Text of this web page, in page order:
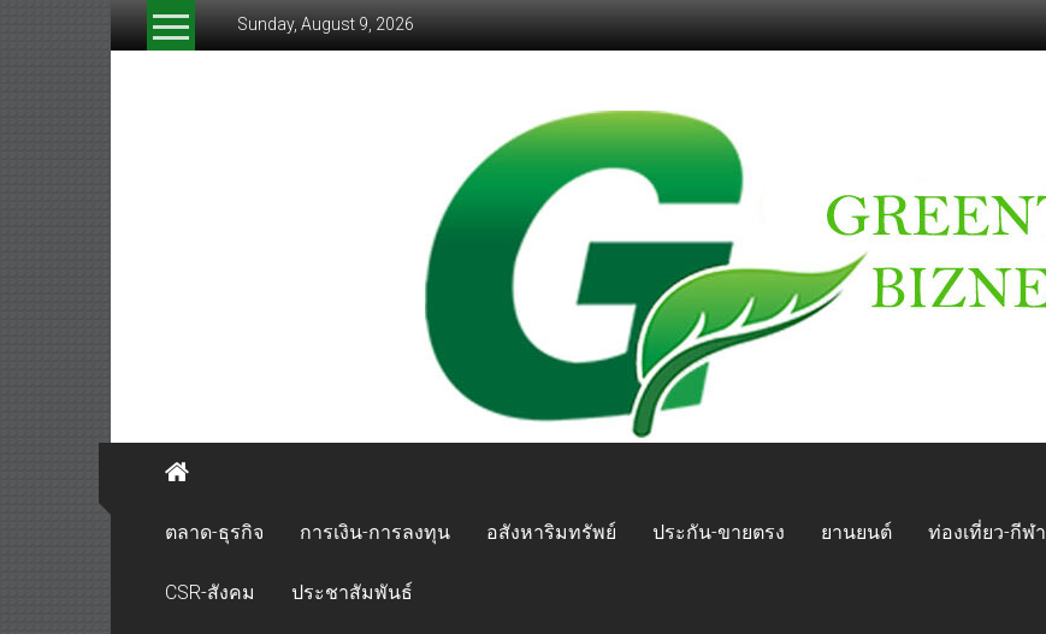
Sunday, August 9, 2026
ตลาด-ธุรกิจ การเงิน-การลงทุน อสังหาริมทรัพย์ ประกัน-ขายตรง ยานยนต์ ท่องเที่ยว-กีฬา
CSR-สังคม ประชาสัมพันธ์